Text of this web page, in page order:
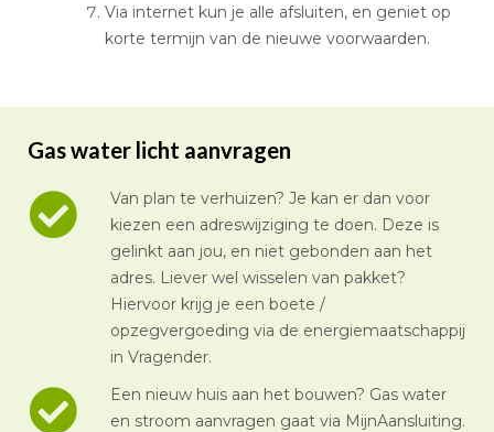
Via internet kun je alle afsluiten, en geniet op
korte termijn van de nieuwe voorwaarden.
Gas water licht aanvragen
Van plan te verhuizen? Je kan er dan voor
kiezen een adreswijziging te doen. Deze is
gelinkt aan jou, en niet gebonden aan het
adres. Liever wel wisselen van pakket?
Hiervoor krijg je een boete /
opzegvergoeding via de energiemaatschappij
in Vragender.
Een nieuw huis aan het bouwen? Gas water
en stroom aanvragen gaat via MijnAansluiting.